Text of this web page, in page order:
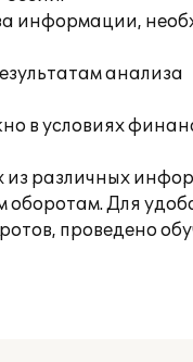
информации,
анализа
в условиях
из различных
оборотам. Для
проведено